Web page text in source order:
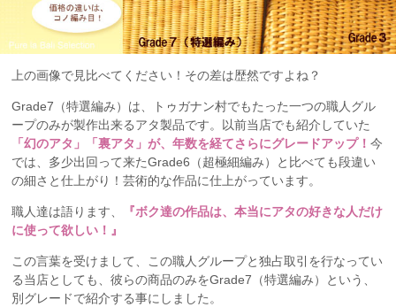
上の画像で見比べてください！その差は歴然ですよね？
Grade7（特選編み）は、トゥガナン村でもたった一つの職人グル
ープのみが製作出来るアタ製品です。以前当店でも紹介していた
「幻のアタ」「裏アタ」が、年数を経てさらにグレードアップ！今
では、多少出回って来たGrade6（超極細編み）と比べても段違い
の細さと仕上がり！芸術的な作品に仕上がっています。
職人達は語ります、
『ボク達の作品は、本当にアタの好きな人だけ
に使って欲しい！』
この言葉を受けまして、この職人グループと独占取引を行なってい
る当店としても、彼らの商品のみをGrade7（特選編み）という、
別グレードで紹介する事にしました。